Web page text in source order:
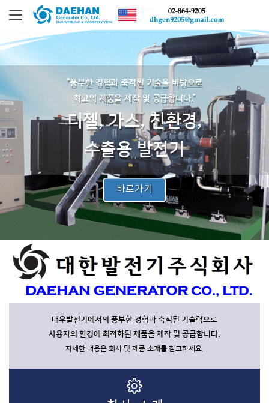
"풍부한 경험과 축적된 기술을 바탕으로
최고의 제품을 제작 및 공급합니다."
디젤, 가스, 친환경,
수출용 발전기
바로가기
대우발전기에서의 풍부한 경험과 축적된 기술력으로
사용자의 환경에 최적화된 제품을 제작 및 공급합니다.
자세한 내용은 회사 및 제품 소개를 참고하세요.